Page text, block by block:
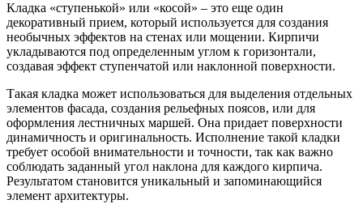
Кладка «ступенькой» или «косой» – это еще один
декоративный прием, который используется для создания
необычных эффектов на стенах или мощении. Кирпичи
укладываются под определенным углом к горизонтали,
создавая эффект ступенчатой или наклонной поверхности.
Такая кладка может использоваться для выделения отдельных
элементов фасада, создания рельефных поясов, или для
оформления лестничных маршей. Она придает поверхности
динамичность и оригинальность. Исполнение такой кладки
требует особой внимательности и точности, так как важно
соблюдать заданный угол наклона для каждого кирпича.
Результатом становится уникальный и запоминающийся
элемент архитектуры.